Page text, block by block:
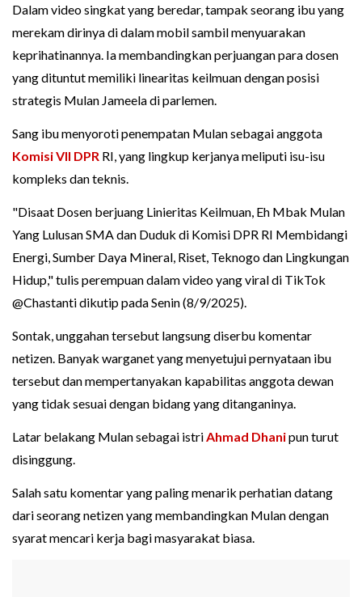
Dalam video singkat yang beredar, tampak seorang ibu yang
merekam dirinya di dalam mobil sambil menyuarakan
keprihatinannya. Ia membandingkan perjuangan para dosen
yang dituntut memiliki linearitas keilmuan dengan posisi
strategis Mulan Jameela di parlemen.
Sang ibu menyoroti penempatan Mulan sebagai anggota
Komisi VII DPR RI, yang lingkup kerjanya meliputi isu-isu
kompleks dan teknis.
"Disaat Dosen berjuang Linieritas Keilmuan, Eh Mbak Mulan
Yang Lulusan SMA dan Duduk di Komisi DPR RI Membidangi
Energi, Sumber Daya Mineral, Riset, Teknogo dan Lingkungan
Hidup," tulis perempuan dalam video yang viral di TikTok
@Chastanti dikutip pada Senin (8/9/2025).
Sontak, unggahan tersebut langsung diserbu komentar
netizen. Banyak warganet yang menyetujui pernyataan ibu
tersebut dan mempertanyakan kapabilitas anggota dewan
yang tidak sesuai dengan bidang yang ditanganinya.
Latar belakang Mulan sebagai istriAhmad Dhanipun turut
disinggung.
Salah satu komentar yang paling menarik perhatian datang
dari seorang netizen yang membandingkan Mulan dengan
syarat mencari kerja bagi masyarakat biasa.